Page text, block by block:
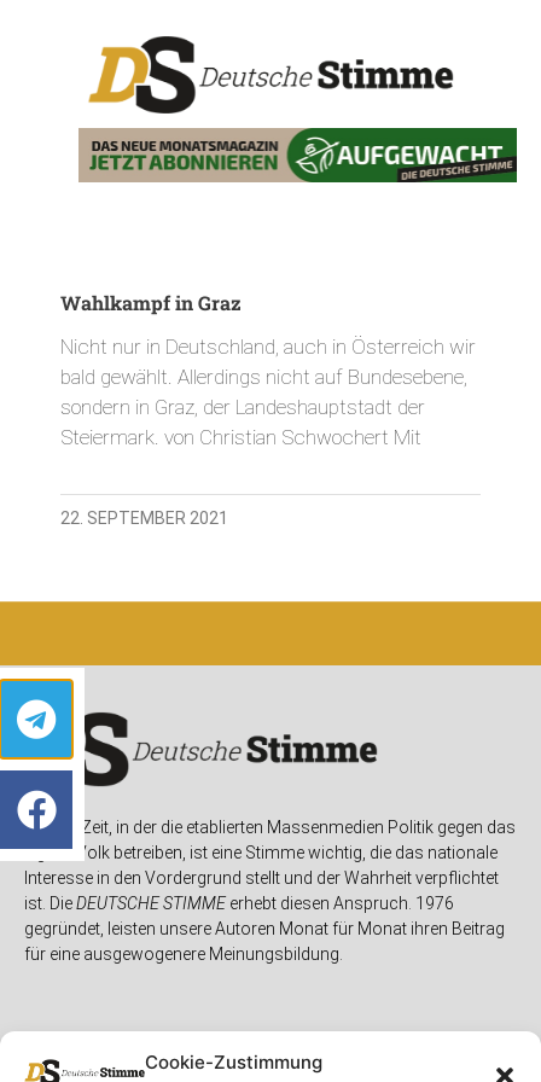
Cookie-Zustimmung
Wahlkampf in Graz
Nicht nur in Deutschland, auch in Österreich wir
bald gewählt. Allerdings nicht auf Bundesebene,
sondern in Graz, der Landeshauptstadt der
Steiermark. von Christian Schwochert Mit
22. SEPTEMBER 2021
In einer Zeit, in der die etablierten Massenmedien Politik gegen das
eigene Volk betreiben, ist eine Stimme wichtig, die das nationale
Interesse in den Vordergrund stellt und der Wahrheit verpflichtet
ist. DieDEUTSCHE STIMMEerhebt diesen Anspruch. 1976
gegründet, leisten unsere Autoren Monat für Monat ihren Beitrag
für eine ausgewogenere Meinungsbildung.